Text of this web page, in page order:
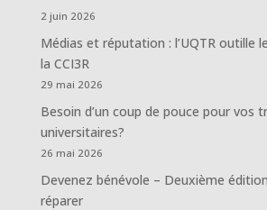
2 juin 2026
Médias et réputation : l’UQTR outille
la CCI3R
29 mai 2026
Besoin d’un coup de pouce pour vos
universitaires?
26 mai 2026
Devenez bénévole – Deuxième
réparer